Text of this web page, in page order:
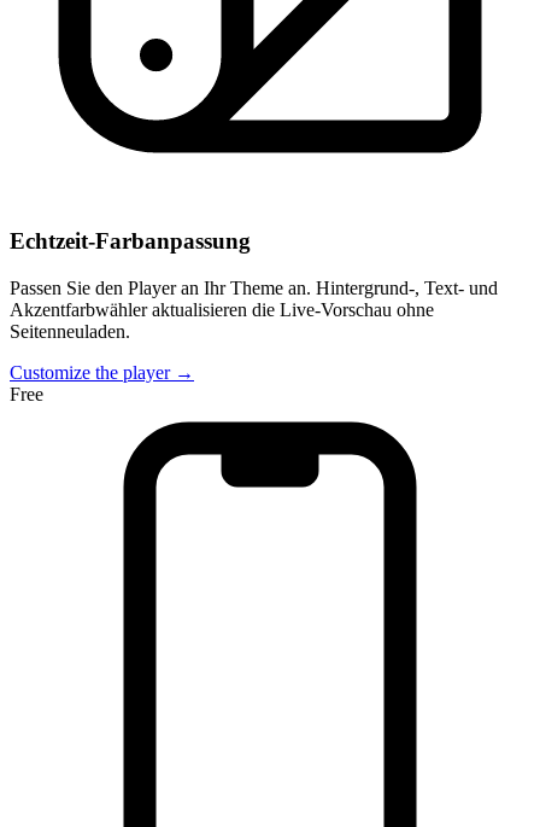
Echtzeit-Farbanpassung
Passen Sie den Player an Ihr Theme an. Hintergrund-, Text- und
Akzentfarbwähler aktualisieren die Live-Vorschau ohne
Seitenneuladen.
Customize the player →
Free